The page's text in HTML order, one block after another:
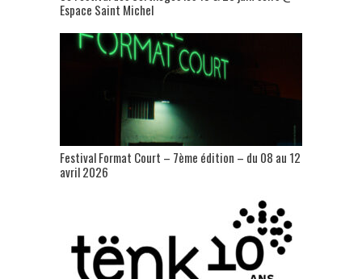
Espace Saint Michel
Festival Format Court – 7ème édition – du 08 au 12
avril 2026